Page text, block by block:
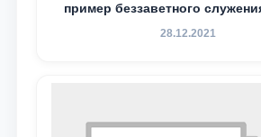
пример беззаветного
Родине и воспитанию
28.12.2021